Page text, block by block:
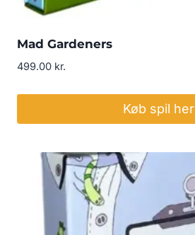
Mad Gardeners
499.00 kr.
Køb spil her